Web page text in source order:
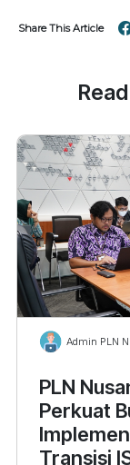
Share This Article
Admin PLN
PLN
Perkuat
Transisi